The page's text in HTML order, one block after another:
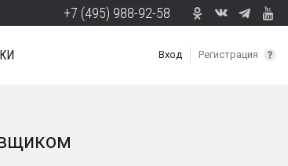
+7 (495) 988-92-58
Вход Регистрация